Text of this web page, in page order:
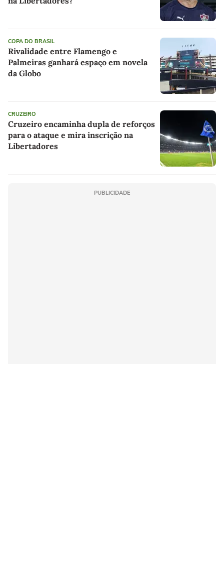
COPA DO BRASIL
Rivalidade entre Flamengo e
Palmeiras ganhará espaço em novela
da Globo
CRUZEIRO
Cruzeiro encaminha dupla de reforços
para o ataque e mira inscrição na
Libertadores
PUBLICIDADE